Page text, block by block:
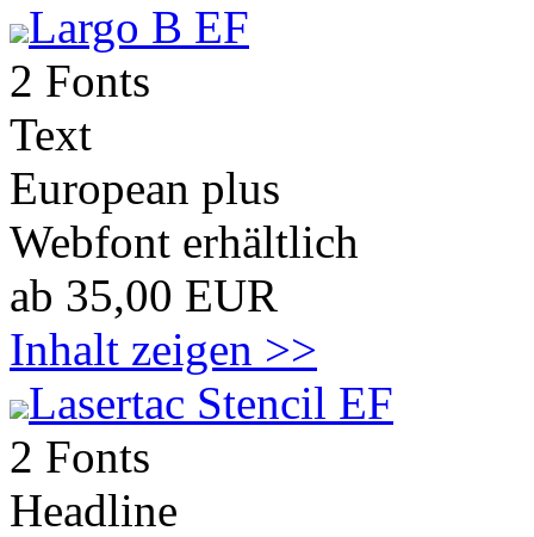
Largo B EF
2 Fonts
Text
European plus
Webfont erhältlich
ab 35,00 EUR
Inhalt zeigen >>
Lasertac Stencil EF
2 Fonts
Headline